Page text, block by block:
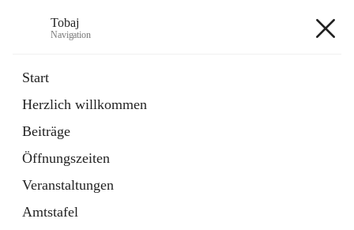
Tobaj
Navigation
Start
Herzlich willkommen
Beiträge
Öffnungszeiten
Veranstaltungen
Amtstafel
Externe Webseite
in
Tab
Formulare
2 Schnellzugriffe